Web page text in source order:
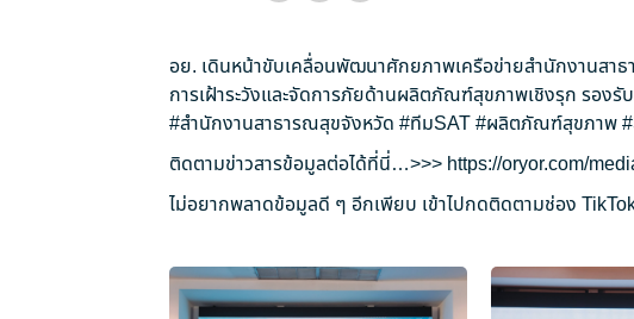
อย. เดินหน้าขับเคลื่อนพัฒนาศักยภาพเครือข่ายสำนักงานสาธ
การเฝ้าระวังและจัดการภัยด้านผลิตภัณฑ์สุขภาพเชิงรุก รอง
#สำนักงานสาธารณสุขจังหวัด #ทีมSAT#ผลิตภัณฑ์สุขภาพ
ติดตามข่าวสารข้อมูลต่อได้ที่นี่…>>> https://oryor.com/
ไม่อยากพลาดข้อมูลดี ๆ อีกเพียบ เข้าไปกดติดตามช่อง